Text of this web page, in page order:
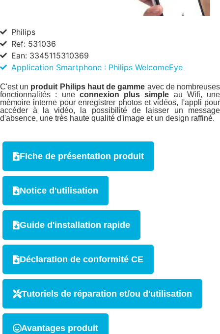
Philips
Ref: 531036
Ean: 3345115310369
Application Smartphone : Philips WelcomeEye
C'est un produit Philips haut de gamme avec de nombreuses
fonctionnalités : uneconnexion plus simple au Wifi, une
mémoire interne pour enregistrer photos et vidéos, l'appli pour
accéder à la vidéo, la possibilité de laisser un message
d'absence, une très haute qualité d'image et un design raffiné.
Fiche de présentation produit
Notice d'utilisation
Guide d'installation rapide
Déclaration de conformité CE
Tutoriels de réparation et/ou d'utilisation
Avantages produit